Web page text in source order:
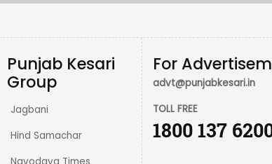
Punjab Kesari
Group
Jagbani
Hind Samachar
For
advt@punjabkesari.in
TOLL FREE
1800 137